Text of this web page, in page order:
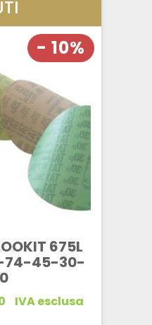
- 10%
675L
74-45-30-
IVA esclusa